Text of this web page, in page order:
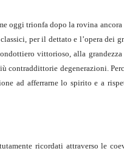
oggi trionfa dopo la rovina
per il dettato e l’opera dei
vittorioso, alla
contraddittorie degenerazioni.
ad afferrarne lo spirito e a
ricordati attraverso le